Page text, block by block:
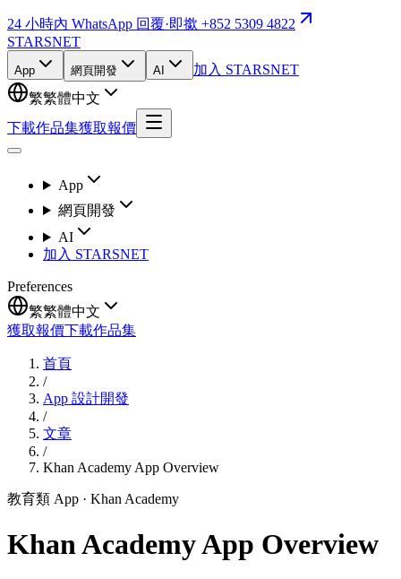
24 小時內 WhatsApp 回覆·即撳 +852 5309 4822
STARSNET
App 網頁開發 AI
加入 STARSNET
繁繁體中文
下載作品集獲取報價
App
網頁開發
AI
加入 STARSNET
Preferences
繁繁體中文
獲取報價下載作品集
首頁
/
App 設計開發
/
文章
/
Khan Academy App Overview
教育類 App · Khan Academy
Khan Academy App Overview